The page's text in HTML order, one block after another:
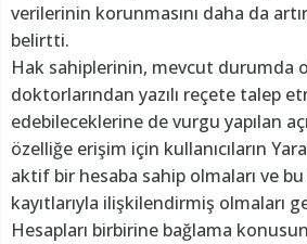
verilerinin korunmasını daha da
belirtti.
Hak sahiplerinin, mevcut durumda
doktorlarından yazılı reçete talep
edebileceklerine de vurgu yapılan
özelliğe erişim için kullanıcıların
aktif bir hesaba sahip olmaları ve bu
kayıtlarıyla ilişkilendirmiş olmaları
Hesapları birbirine bağlama